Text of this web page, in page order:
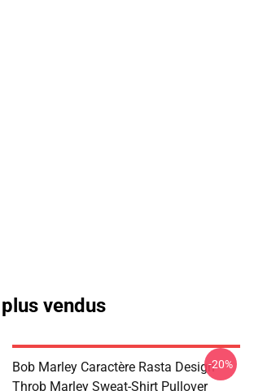
vendus
Bob Marley Caractère Rasta Design
Throb Marley Sweat-Shirt Pullover
-20%